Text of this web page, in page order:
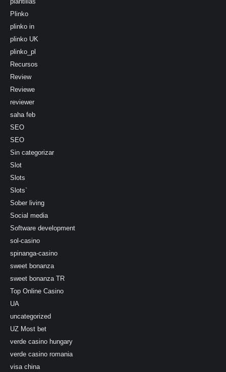
Plinko
plinko in
plinko UK
plinko_pl
Recursos
Review
Reviewe
reviewer
saha feb
SEO
SEO
Sin categorizar
Slot
Slots
Slots`
Sober living
Social media
Software development
sol-casino
spinanga-casino
sweet bonanza
sweet bonanza TR
Top Online Casino
UA
uncategorized
UZ Most bet
verde casino hungary
verde casino romania
visa china